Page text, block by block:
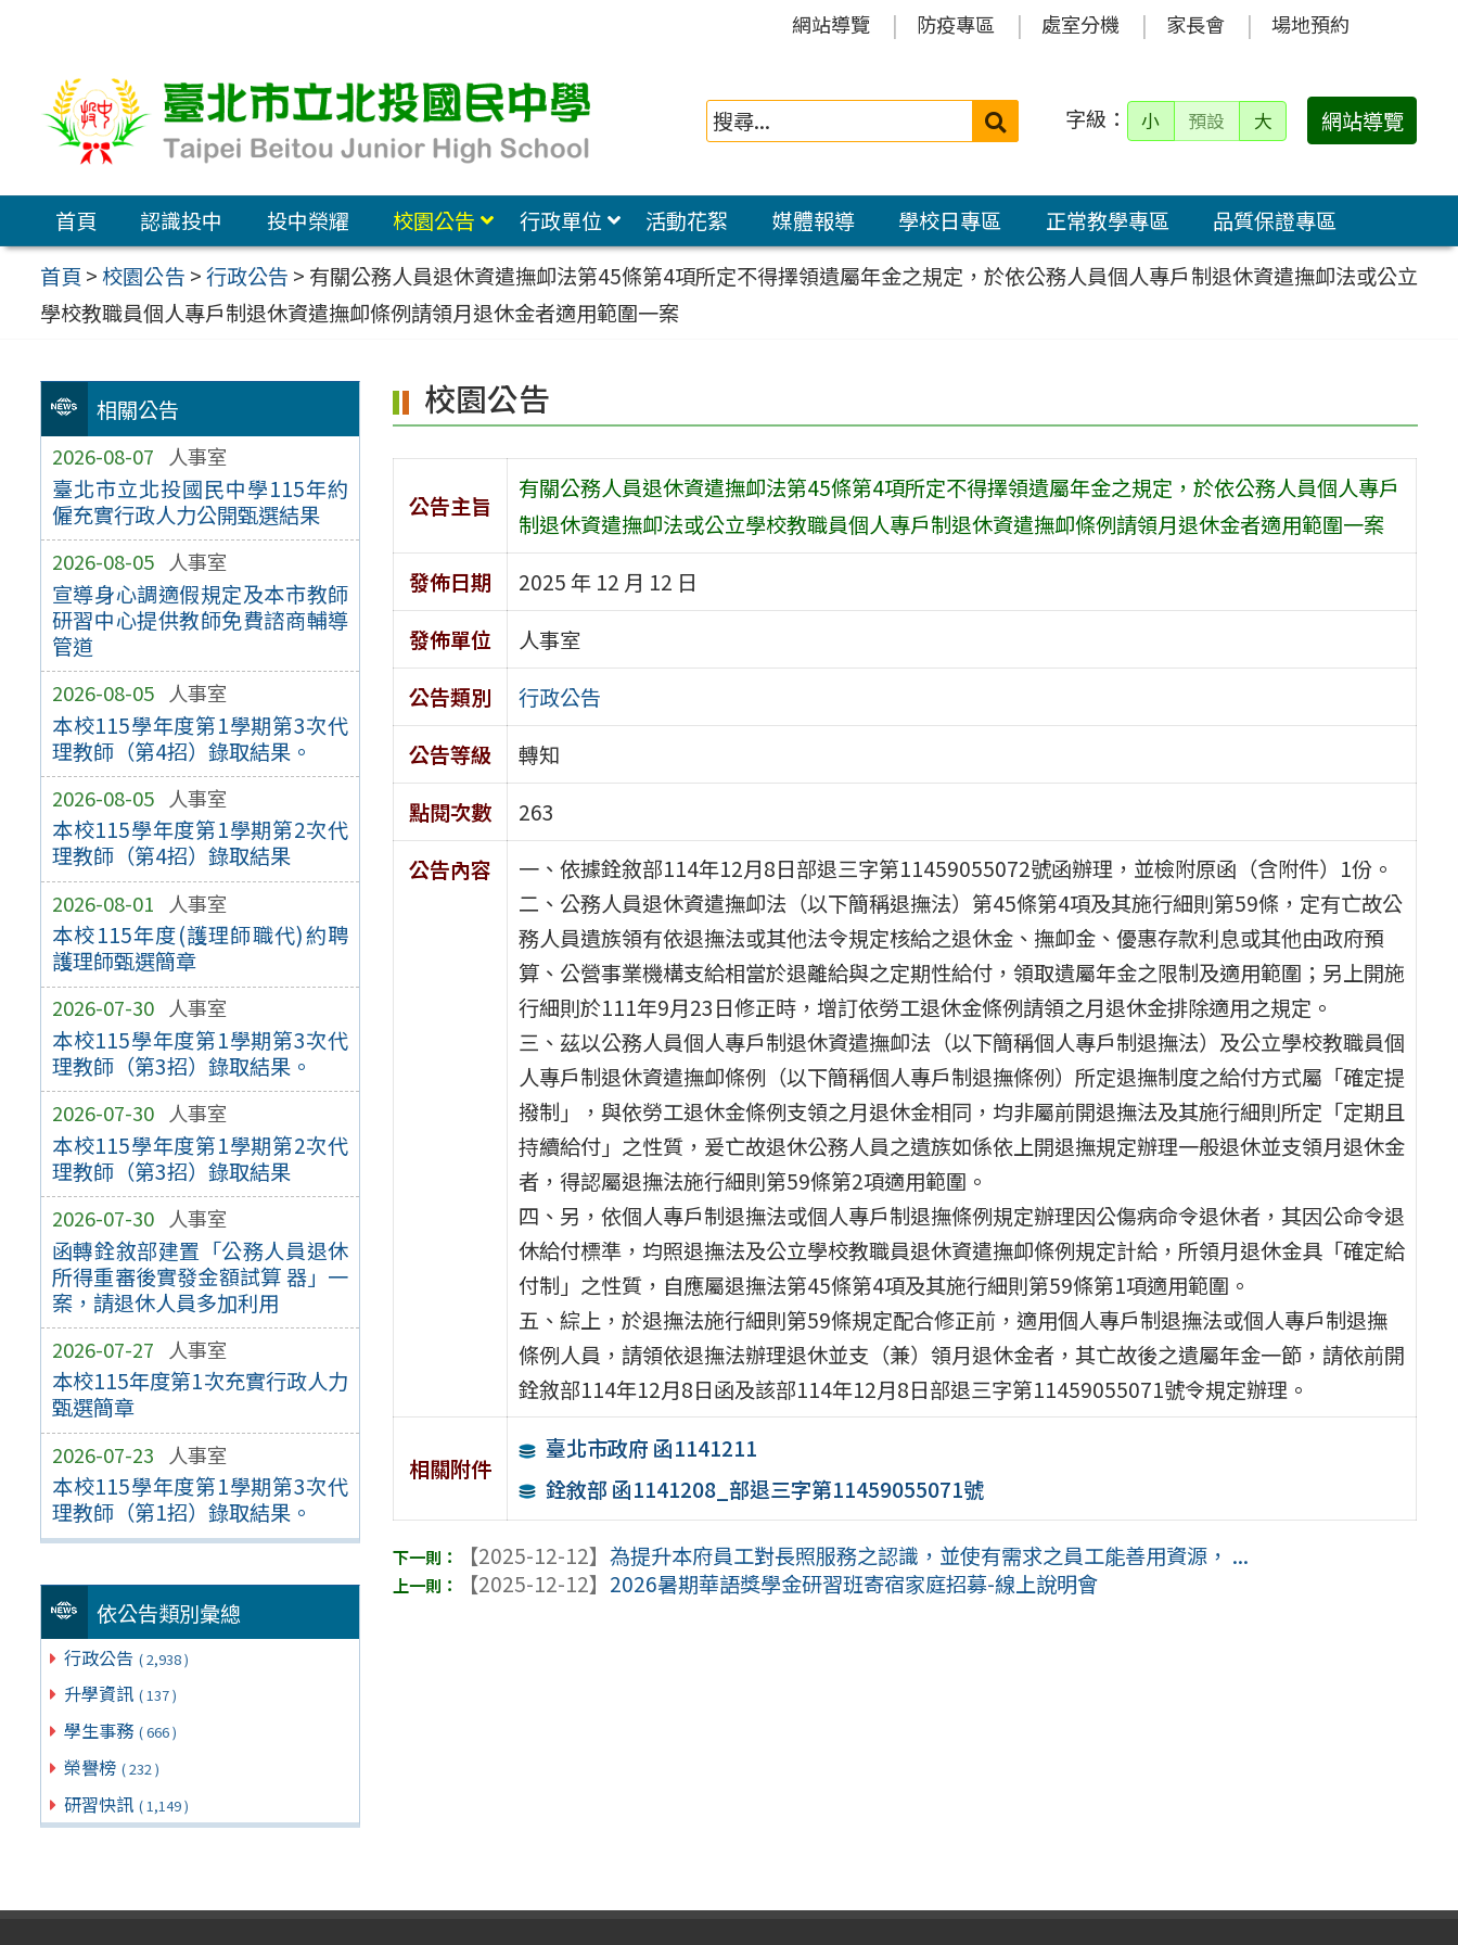
容
區
網站導覽 防疫專區 處室分機 家長會 場地預約
搜
字級： 小 預設 大 網站導覽
首頁 認識投中 投中榮耀 校園公告 行政單位 活動花絮 媒體報導 學校日專區 正常教學專區
品質保證專區
首頁 >校園公告 >行政公告 > 有關公務人員退休資遣撫卹法第45條第4項所定不得擇領遺屬年金之規定，於依公務人員個人專戶制退休資遣撫卹法或公立
學校教職員個人專戶制退休資遣撫卹條例請領月退休金者適用範圍一案
相關公告
2026-08-07 人事室
臺北市立北投國民中學115年約
僱充實行政人力公開甄選結果
2026-08-05 人事室
宣導身心調適假規定及本市教師
研習中心提供教師免費諮商輔導
管道
2026-08-05 人事室
本校115學年度第1學期第3次代
理教師（第4招）錄取結果。
2026-08-05 人事室
本校115學年度第1學期第2次代
理教師（第4招）錄取結果
2026-08-01 人事室
本校115年度(護理師職代)約聘
護理師甄選簡章
2026-07-30 人事室
本校115學年度第1學期第3次代
理教師（第3招）錄取結果。
2026-07-30 人事室
本校115學年度第1學期第2次代
理教師（第3招）錄取結果
2026-07-30 人事室
函轉銓敘部建置「公務人員退休
所得重審後實發金額試算 器」一
案，請退休人員多加利用
2026-07-27 人事室
本校115年度第1次充實行政人力
甄選簡章
2026-07-23 人事室
本校115學年度第1學期第3次代
理教師（第1招）錄取結果。
依公告類別彙總
行政公告 ( 2,938 )
升學資訊 ( 137 )
學生事務 ( 666 )
榮譽榜 ( 232 )
研習快訊 ( 1,149 )
校園公告
公告主旨
有關公務人員退休資遣撫卹法第45條第4項所定不得擇領遺屬年金之規定，於依公務人員個人專戶
制退休資遣撫卹法或公立學校教職員個人專戶制退休資遣撫卹條例請領月退休金者適用範圍一案
發佈日期
2025 年 12 月 12 日
發佈單位
人事室
公告類別
行政公告
公告等級
轉知
點閱次數
263
公告內容
一、依據銓敘部114年12月8日部退三字第11459055072號函辦理，並檢附原函（含附件）1份。
二、公務人員退休資遣撫卹法（以下簡稱退撫法）第45條第4項及其施行細則第59條，定有亡故公
務人員遺族領有依退撫法或其他法令規定核給之退休金、撫卹金、優惠存款利息或其他由政府預
算、公營事業機構支給相當於退離給與之定期性給付，領取遺屬年金之限制及適用範圍；另上開施
行細則於111年9月23日修正時，增訂依勞工退休金條例請領之月退休金排除適用之規定。
三、茲以公務人員個人專戶制退休資遣撫卹法（以下簡稱個人專戶制退撫法）及公立學校教職員個
人專戶制退休資遣撫卹條例（以下簡稱個人專戶制退撫條例）所定退撫制度之給付方式屬「確定提
撥制」，與依勞工退休金條例支領之月退休金相同，均非屬前開退撫法及其施行細則所定「定期且
持續給付」之性質，爰亡故退休公務人員之遺族如係依上開退撫規定辦理一般退休並支領月退休金
者，得認屬退撫法施行細則第59條第2項適用範圍。
四、另，依個人專戶制退撫法或個人專戶制退撫條例規定辦理因公傷病命令退休者，其因公命令退
休給付標準，均照退撫法及公立學校教職員退休資遣撫卹條例規定計給，所領月退休金具「確定給
付制」之性質，自應屬退撫法第45條第4項及其施行細則第59條第1項適用範圍。
五、綜上，於退撫法施行細則第59條規定配合修正前，適用個人專戶制退撫法或個人專戶制退撫
條例人員，請領依退撫法辦理退休並支（兼）領月退休金者，其亡故後之遺屬年金一節，請依前開
銓敘部114年12月8日函及該部114年12月8日部退三字第11459055071號令規定辦理。
相關附件
臺北市政府 函1141211
銓敘部 函1141208_部退三字第11459055071號
【2025-12-12】為提升本府員工對長照服務之認識，並使有需求之員工能善用資源， ...
【2025-12-12】 2026暑期華語獎學金研習班寄宿家庭招募-線上說明會